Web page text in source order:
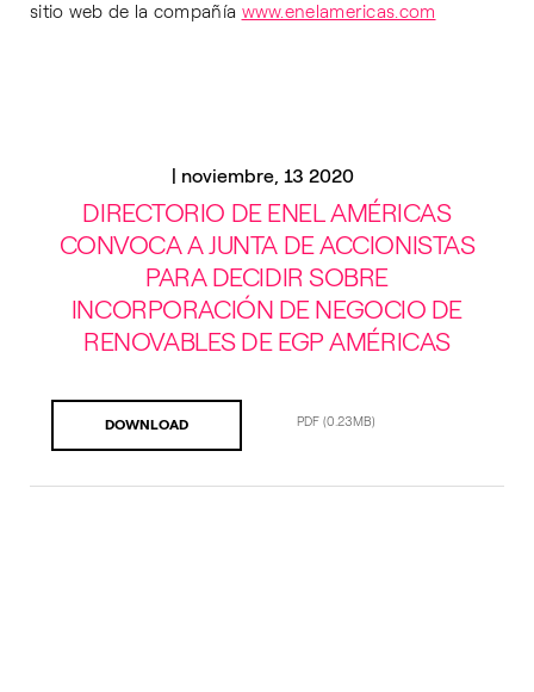
sitio web de la compañía www.enelamericas.com
| noviembre, 13 2020
DIRECTORIO DE ENEL AMÉRICAS
CONVOCA A JUNTA DE ACCIONISTAS
PARA DECIDIR SOBRE
INCORPORACIÓN DE NEGOCIO DE
RENOVABLES DE EGP AMÉRICAS
PDF (0.23MB)
DOWNLOAD